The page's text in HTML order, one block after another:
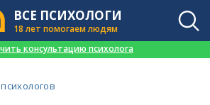
ВСЕ ПСИХОЛОГИ
18 лет помогаем людям
консультацию психолога